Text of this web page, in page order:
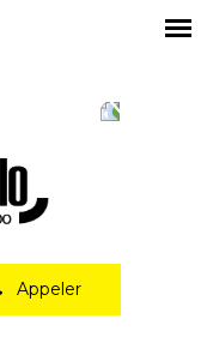
Appeler